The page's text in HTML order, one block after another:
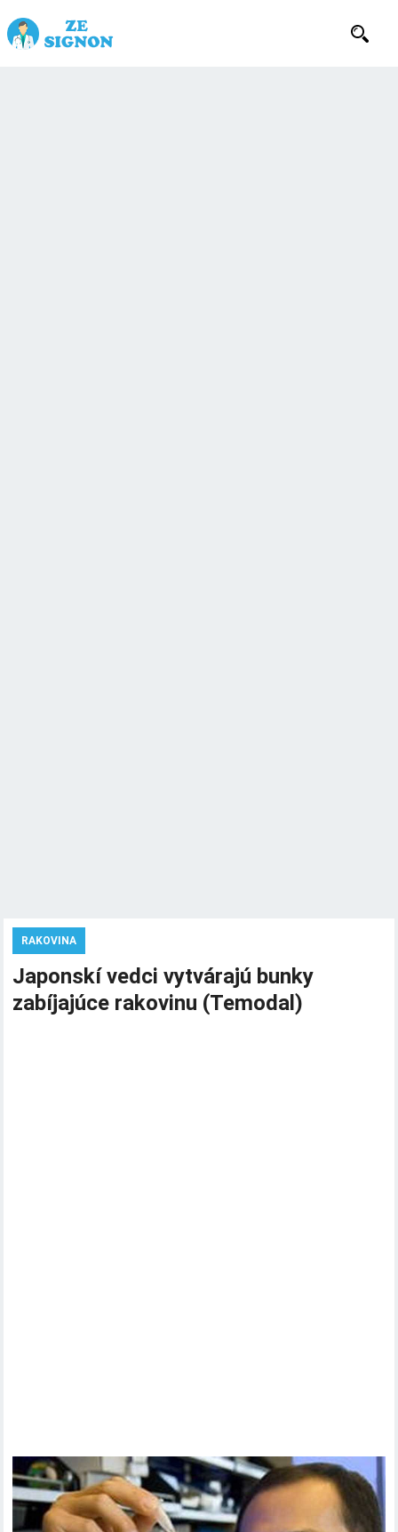
RAKOVINA
Japonskí vedci vytvárajú bunky
zabíjajúce rakovinu (Temodal)